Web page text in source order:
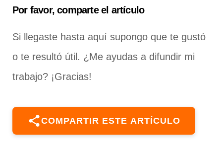
Por favor, comparte el artículo
Si llegaste hasta aquí supongo que te gustó
o te resultó útil. ¿Me ayudas a difundir mi
trabajo? ¡Gracias!
COMPARTIR ESTE ARTÍCULO